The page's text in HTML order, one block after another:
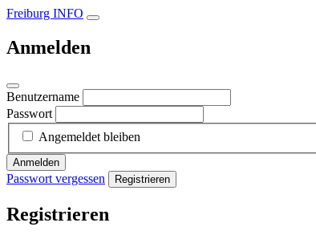
Freiburg INFO
Anmelden
Benutzername
Passwort
Angemeldet bleiben
Anmelden
Passwort vergessen Registrieren
Registrieren